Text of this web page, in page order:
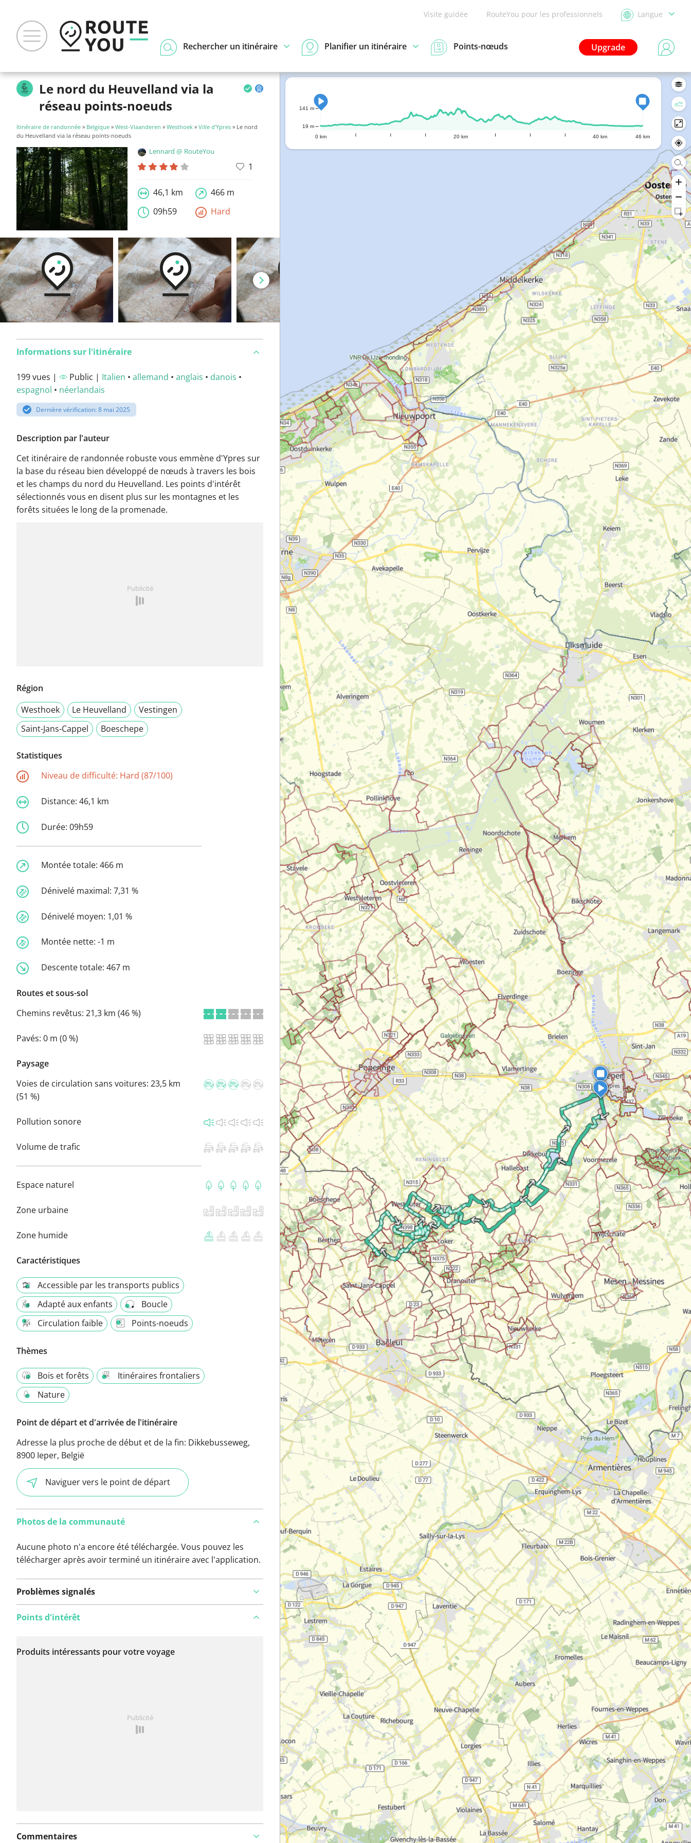
Visite guidée RouteYou pour les professionnels Langue
Upgrade
Rechercher un itinéraire Planifier un itinéraire Points-nœuds
Le nord du Heuvelland via la
réseau points-noeuds
Itinéraire de randonnée » Belgique » West-Vlaanderen » Westhoek » Ville d'Ypres » Le nord
du Heuvelland via la réseau points-noeuds
Lennard @ RouteYou
1
46,1 km
466 m
09h59
Hard
Informations sur l'itinéraire
199 vues | Public | Italien • allemand • anglais • danois •
espagnol • néerlandais
Dernière vérification: 8 mai 2025
Description par l'auteur
Cet itinéraire de randonnée robuste vous emmène d'Ypres sur
la base du réseau bien développé de nœuds à travers les bois
et les champs du nord du Heuvelland. Les points d'intérêt
sélectionnés vous en disent plus sur les montagnes et les
forêts situées le long de la promenade.
Publicité
Région
Westhoek
Le Heuvelland
Vestingen
Saint-Jans-Cappel
Boeschepe
Statistiques
Niveau de difficulté: Hard (87/100)
Distance: 46,1 km
Durée: 09h59
Montée totale: 466 m
Dénivelé maximal: 7,31 %
Dénivelé moyen: 1,01 %
Montée nette: -1 m
Descente totale: 467 m
Routes et sous-sol
Chemins revêtus: 21,3 km (46 %)
Pavés: 0 m (0 %)
Paysage
Voies de circulation sans voitures: 23,5 km
(51 %)
Pollution sonore
Volume de trafic
Espace naturel
Zone urbaine
Zone humide
Caractéristiques
Accessible par les transports publics
Adapté aux enfants
Boucle
Circulation faible
Points-noeuds
Thèmes
Bois et forêts
Itinéraires frontaliers
Nature
Point de départ et d'arrivée de l'itinéraire
Adresse la plus proche de début et de la fin: Dikkebusseweg,
8900 Ieper, België
Naviguer vers le point de départ
Photos de la communauté
Aucune photo n'a encore été téléchargée. Vous pouvez les
télécharger après avoir terminé un itinéraire avec l'application.
Problèmes signalés
encore été signalé sur
Points d'intérêt
Produits intéressants pour votre voyage
Publicité
Commentaires
0 km 20 km 40 km 46 km
19 m
141 m